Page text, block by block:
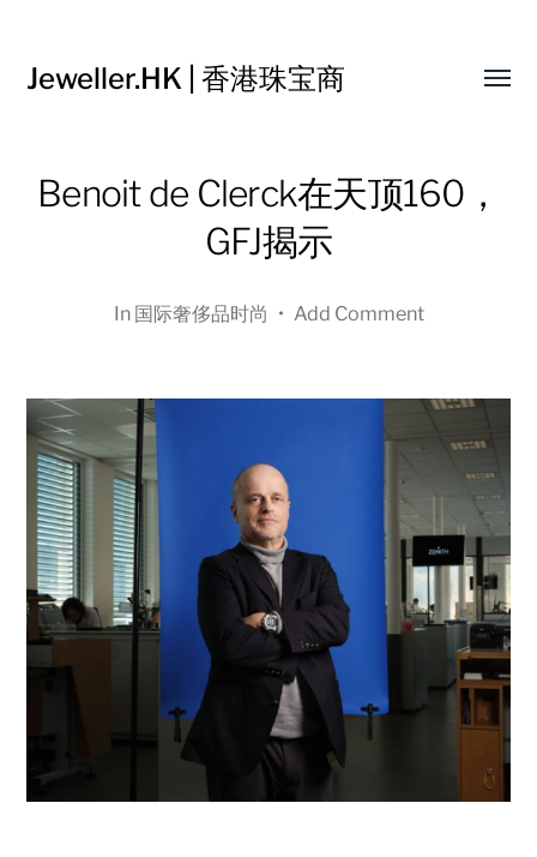
Jeweller.HK | 香港珠宝商
Benoit de Clerck在天顶160，
GFJ揭示
In 国际奢侈品时尚 • Add Comment